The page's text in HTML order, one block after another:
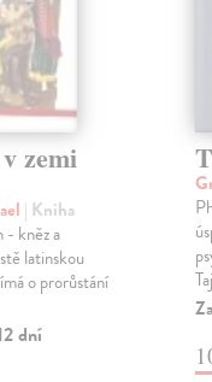
zemi
| Kniha
- kněz a
latinskou
o prorůstání
dní